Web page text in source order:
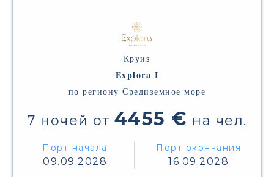
Круиз
Explora I
по региону Средиземное море
7 ночей от 4455 € на чел.
Порт начала
09.09.2028
Порт окончания
16.09.2028